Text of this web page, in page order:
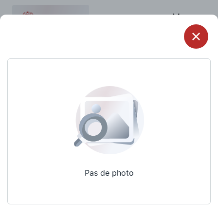
Menu
Pas de photo